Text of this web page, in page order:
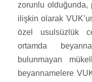
zorunlu olduğunda,
ilişkin olarak
özel usulsüzlük
ortamda
bulunmayan
beyannamelere